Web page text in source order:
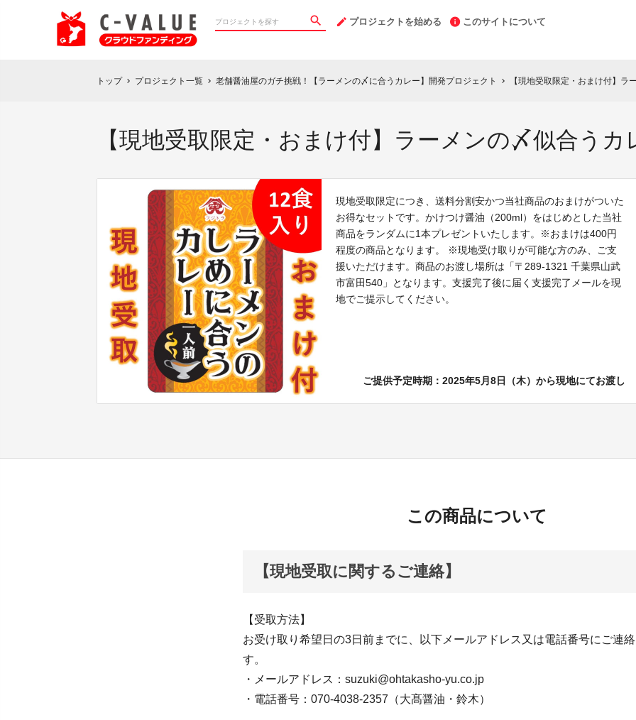
プロジェクトを始める このサイトについて
トップ chevron_right プロジェクト一覧 chevron_right 老舗醤油屋のガチ挑戦！【ラーメンの〆に合うカレー】開発プロジェクト chevron_right 【現地受取限定・おまけ付】ラ
【現地受取限定・おまけ付】ラーメンの〆似合うカ
現地受取限定につき、送料分割安かつ当社商品のおまけがついた
お得なセットです。かけつけ醤油（200ml）をはじめとした当社
商品をランダムに1本プレゼントいたします。※おまけは400円
程度の商品となります。 ※現地受け取りが可能な方のみ、ご支
援いただけます。商品のお渡し場所は「〒289-1321 千葉県山武
市富田540」となります。支援完了後に届く支援完了メールを現
地でご提示してください。
ご提供予定時期：2025年5月8日（木）から現地にてお渡し
この商品について
【現地受取に関するご連絡】
【受取方法】
お受け取り希望日の3日前までに、以下メールアドレス又は電話番号にご連
す。
・メールアドレス：suzuki@ohtakasho-yu.co.jp
・電話番号：070-4038-2357（大髙醤油・鈴木）